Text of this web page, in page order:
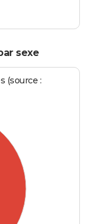
sexe
(source :